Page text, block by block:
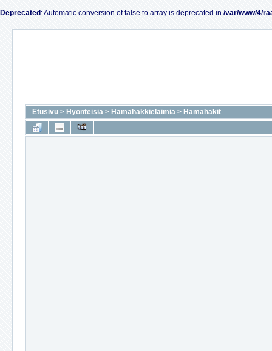
Deprecated : Automatic conversion of false to array is deprecated in /var/www/4/
Etusivu > Hyönteisiä > Hämähäkkieläimiä > Hämähäkit